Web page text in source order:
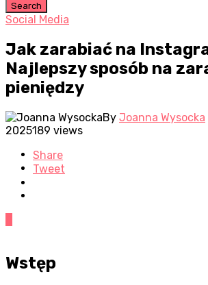
Search
Social Media
Jak zarabiać na
Najlepszy sposób na
pieniędzy
By Joanna Wysocka
2025189 views
Share
Tweet
Wstęp